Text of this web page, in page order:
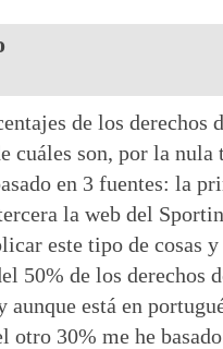
de los derechos
cuáles son, por la nula
en 3 fuentes: la
la web del
este tipo de cosas
50% de los derechos
aunque está en
otro 30% me he